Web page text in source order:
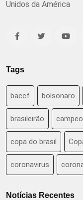
Unidos da América
Tags
baccf bolsonaro
brasileirão
copa do brasil
coronavirus
Notícias Recentes